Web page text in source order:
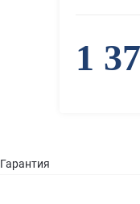
1
Гарантия